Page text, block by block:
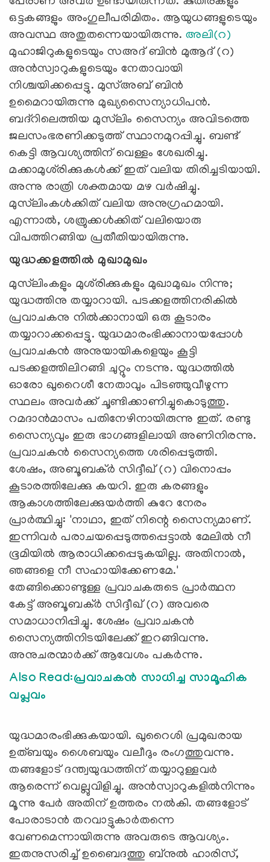
ഒട്ടകങ്ങളും അംഗുലീപരിമിതം. ആയുധങ്ങളുടെയും
അവസ്ഥ അതുതന്നെയായിരുന്നു.അലി(റ)
മുഹാജിറുകളുടെയും സഅദ് ബിന്‍ മുആദ് (റ)
അന്‍സ്വാറുകളുടെയും നേതാവായി
നിശ്ചയിക്കപ്പെട്ടു. മുസ്അബ് ബിന്‍
ഉമൈറായിരുന്നു മുഖ്യസൈന്യാധിപന്‍.
ബദ്‌റിലെത്തിയ മുസ്‌ലിം സൈന്യം അവിടത്തെ
ജലസംഭരണിക്കടുത്ത് സ്ഥാനമുറപ്പിച്ചു. ബണ്ട്
കെട്ടി ആവശ്യത്തിന് വെള്ളം ശേഖരിച്ചു.
മക്കാമുശ്‌രിക്കുകള്‍ക്ക് ഇത് വലിയ തിരിച്ചടിയായി.
അന്നു രാത്രി ശക്തമായ മഴ വര്‍ഷിച്ചു.
മുസ്‌ലിംകള്‍ക്കിത് വലിയ അനുഗ്രഹമായി.
എന്നാല്‍, ശത്രുക്കള്‍ക്കിത് വലിയൊരു
വിപത്തിറങ്ങിയ പ്രതീതിയായിരുന്നു.
യുദ്ധക്കളത്തില്‍ മുഖാമുഖം
മുസ്‌ലിംകളും മുശ്‌രിക്കുകളും മുഖാമുഖം നിന്നു;
യുദ്ധത്തിനു തയ്യാറായി. പടക്കളത്തിനരികില്‍
പ്രവാചകനു നില്‍ക്കാനായി ഒരു കൂടാരം
തയ്യാറാക്കപ്പെട്ടു. യുദ്ധമാരംഭിക്കാനായപ്പോള്‍
പ്രവാചകന്‍ അനുയായികളെയും കൂട്ടി
പടക്കളത്തിലിറങ്ങി ചുറ്റും നടന്നു. യുദ്ധത്തില്‍
ഓരോ ഖുറൈശീ നേതാവും പിടഞ്ഞുവീഴുന്ന
സ്ഥലം അവര്‍ക്ക് ചൂണ്ടിക്കാണിച്ചുകൊടുത്തു.
റമദാന്‍മാസം പതിനേഴിനായിരുന്നു ഇത്. രണ്ടു
സൈന്യവും ഇരു ഭാഗങ്ങളിലായി അണിനിരന്നു.
പ്രവാചകന്‍ സൈന്യത്തെ ശരിപ്പെടുത്തി.
ശേഷം, അബൂബക്ര്‍ സിദ്ദീഖ് (റ) വിനൊപ്പം
കൂടാരത്തിലേക്കു കയറി. ഇരു കരങ്ങളും
ആകാശത്തിലേക്കുയര്‍ത്തി കുറേ നേരം
പ്രാര്‍ത്ഥിച്ചു: 'നാഥാ, ഇത് നിന്റെ സൈന്യമാണ്.
ഇന്നിവര്‍ പരാചയപ്പെടുത്തപ്പെട്ടാല്‍ മേലില്‍ നീ
ഭൂമിയില്‍ ആരാധിക്കപ്പെടുകയില്ല. അതിനാല്‍,
ഞങ്ങളെ നീ സഹായിക്കേണമേ.'
തേങ്ങിക്കൊണ്ടുള്ള പ്രവാചകരുടെ പ്രാര്‍ത്ഥന
കേട്ട് അബൂബക്ര്‍ സിദ്ദീഖ് (റ) അവരെ
സമാധാനിപ്പിച്ചു. ശേഷം പ്രവാചകന്‍
സൈന്യത്തിനിടയിലേക്ക് ഇറങ്ങിവന്നു.
അനുചരന്മാര്‍ക്ക് ആവേശം പകര്‍ന്നു.
Also Read:പ്രവാചകന്‍ സാധിച്ച സാമൂഹിക
വപ്ലവം
യുദ്ധമാരംഭിക്കുകയായി. ഖുറൈശി പ്രമുഖരായ
ഉത്ബയും ശൈബയും വലീദും രംഗത്തുവന്നു.
തങ്ങളോട് ദന്ത്വയുദ്ധത്തിന് തയ്യാറുള്ളവര്‍
ആരെന്ന് വെല്ലുവിളിച്ചു. അന്‍സ്വാറുകളില്‍നിന്നും
മൂന്നു പേര്‍ അതിന് ഉത്തരം നല്‍കി. തങ്ങളോട്
പോരാടാന്‍ തറവാട്ടുകാര്‍തന്നെ
വേണമെന്നായിരുന്നു അവരുടെ ആവശ്യം.
ഇതനുസരിച്ച് ഉബൈദത്തു ബ്‌നുല്‍ ഹാരിസ്,